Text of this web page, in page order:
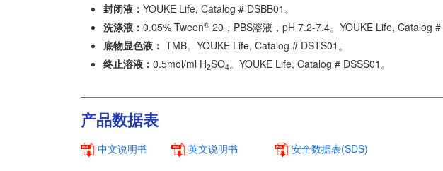
封闭液： YOUKE Life, Catalog # DSBB01。
洗涤液： 0.05% Tween® 20，PBS溶液，pH 7.2-7.4。YOUKE Life, Catalog #
底物显色液： TMB。YOUKE Life, Catalog # DSTS01。
终止溶液： 0.5mol/ml H2SO4。YOUKE Life, Catalog # DSSS01。
产品数据表
中文说明书 英文说明书 安全数据表(SDS)